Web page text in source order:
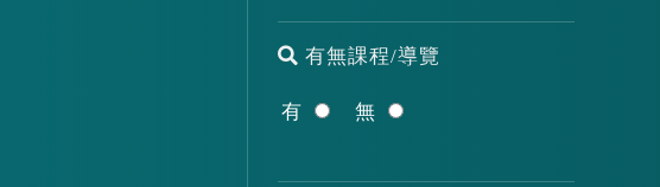
有無課程/導覽
有 無